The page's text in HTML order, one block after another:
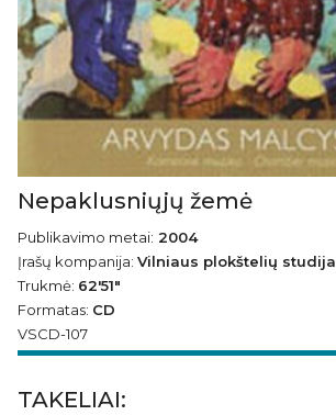
Nepaklusniųjų žemė
Publikavimo metai: 2004
Įrašų kompanija: Vilniaus plokštelių studija
Trukmė: 62′51″
Formatas: CD
VSCD-107
TAKELIAI: